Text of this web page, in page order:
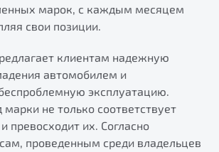
марок, с каждым месяцем
свои позиции.
клиентам надежную
автомобилем и
эксплуатацию.
не только соответствует
превосходит их. Согласно
проведенным среди владельцев